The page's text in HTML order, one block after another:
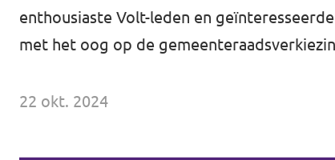
Rotterdam
Delft
Nieuws
enthousiaste Volt-leden en
met het oog op de
22 okt. 2024